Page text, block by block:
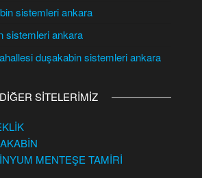
sistemleri ankara
sistemleri ankara
duşakabin sistemleri ankara
DİĞER SİTELERİMİZ
MENTEŞE TAMİRİ